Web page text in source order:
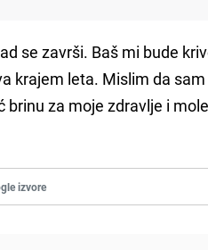
se završi. Baš mi bude
krajem leta. Mislim da
brinu za moje zdravlje i
izvore